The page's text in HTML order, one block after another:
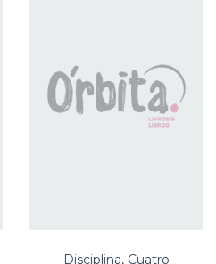
Disciplina, Cuatro